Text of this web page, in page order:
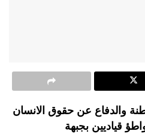
والدفاع عن حقوق الانسان
قياديين بجبهة